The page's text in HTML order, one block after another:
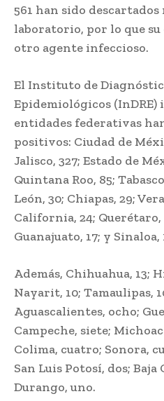
561 han sido
laboratorio, por lo que su
otro agente infeccioso.
El Instituto de
Epidemiológicos (InDRE)
entidades federativas
positivos: Ciudad de
Jalisco, 327; Estado de
Quintana Roo, 85;
León, 30; Chiapas, 29;
California, 24; Querétaro,
Guanajuato, 17; y Sinaloa,
Además, Chihuahua, 13;
Nayarit, 10; Tamaulipas,
Aguascalientes, ocho;
Campeche, siete;
Colima, cuatro; Sonora,
San Luis Potosí, dos;
Durango, uno.